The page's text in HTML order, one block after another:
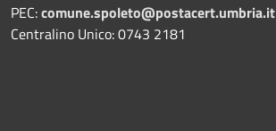
PEC:comune.spoleto@postacert.umbria.it
Centralino Unico: 0743 2181